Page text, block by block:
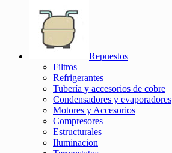
Repuestos
Filtros
Refrigerantes
Tubería y accesorios de cobre
Condensadores y evaporadores
Motores y Accesorios
Compresores
Estructurales
Iluminacion